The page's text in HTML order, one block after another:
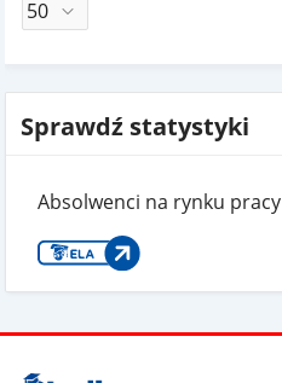
Sprawdź statystyki
Absolwenci na rynku pracy